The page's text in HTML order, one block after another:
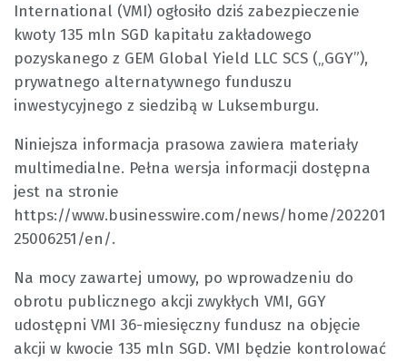
International (VMI) ogłosiło dziś zabezpieczenie
kwoty 135 mln SGD kapitału zakładowego
pozyskanego z GEM Global Yield LLC SCS („GGY”),
prywatnego alternatywnego funduszu
inwestycyjnego z siedzibą w Luksemburgu.
Niniejsza informacja prasowa zawiera materiały
multimedialne. Pełna wersja informacji dostępna
jest na stronie
https://www.businesswire.com/news/home/202201
25006251/en/.
Na mocy zawartej umowy, po wprowadzeniu do
obrotu publicznego akcji zwykłych VMI, GGY
udostępni VMI 36-miesięczny fundusz na objęcie
akcji w kwocie 135 mln SGD. VMI będzie kontrolować